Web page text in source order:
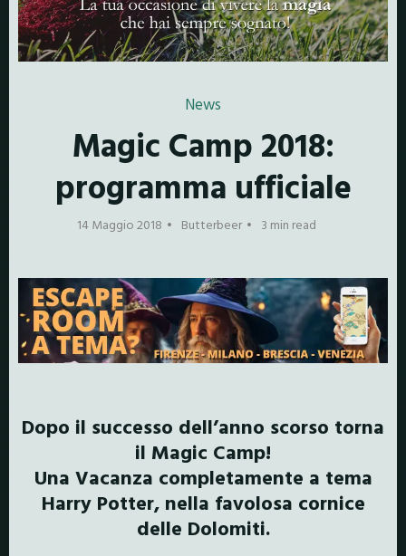
News
Magic Camp 2018:
programma ufficiale
14 Maggio 2018 Butterbeer 3 min read
Dopo il successo dell’anno scorso torna
il Magic Camp!
Una Vacanza completamente a tema
Harry Potter, nella favolosa cornice
delle Dolomiti.